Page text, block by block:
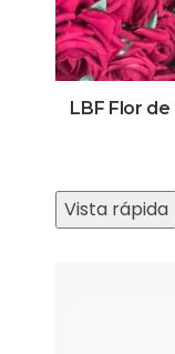
LBF Flor
Vista rápida